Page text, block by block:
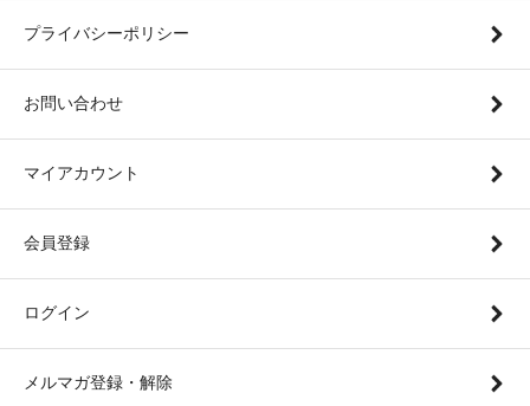
プライバシーポリシー
お問い合わせ
マイアカウント
会員登録
ログイン
メルマガ登録・解除